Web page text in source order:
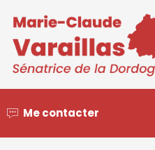
Me contacter